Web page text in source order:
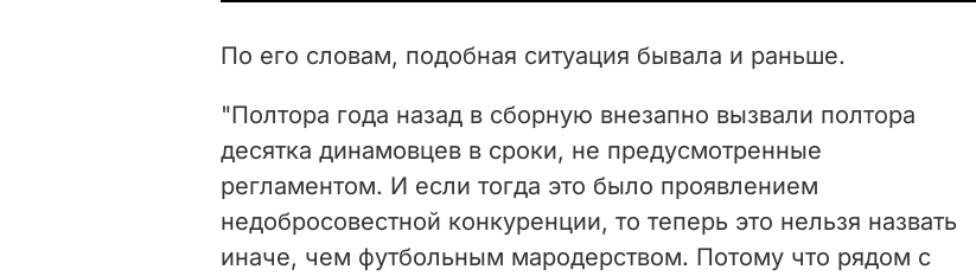
i
d
e
o
По его словам, подобная ситуация бывала и раньше.
"Полтора года назад в сборную внезапно вызвали полтора
десятка динамовцев в сроки, не предусмотренные
регламентом. И если тогда это было проявлением
недобросовестной конкуренции, то теперь это нельзя назвать
иначе, чем футбольным мародерством. Потому что рядом с